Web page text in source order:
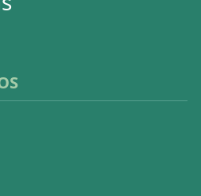
Especiais